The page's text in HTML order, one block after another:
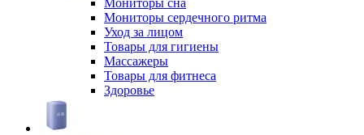
Мониторы сна
Мониторы сердечного ритма
Уход за лицом
Товары для гигиены
Массажеры
Товары для фитнеса
Здоровье